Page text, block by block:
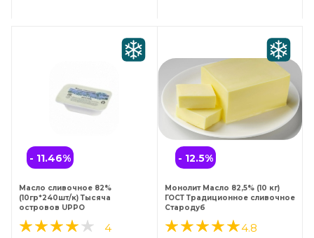
- 11.46%
Масло сливочное 82%
(10гр*240шт/к) Тысяча
островов UPPO
4
- 12.5%
Монолит Масло 82,5% (10 кг)
ГОСТ Традиционное сливочное
Стародуб
4.8